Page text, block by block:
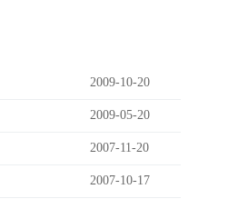
2009-10-20
2009-05-20
2007-11-20
2007-10-17